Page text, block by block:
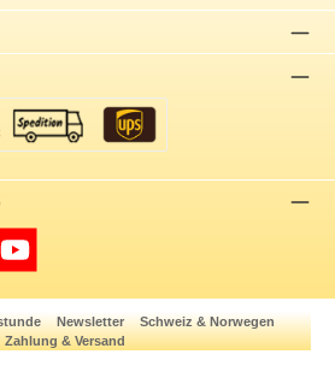
Newsletter
Schweiz & Norwegen
Zahlung & Versand